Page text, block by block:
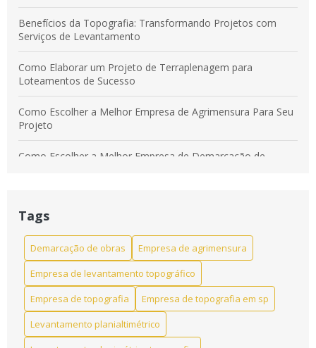
Benefícios da Topografia: Transformando Projetos com
Serviços de Levantamento
Como Elaborar um Projeto de Terraplenagem para
Loteamentos de Sucesso
Como Escolher a Melhor Empresa de Agrimensura Para Seu
Projeto
Como Escolher a Melhor Empresa de Demarcação de
Planialtimétrico
Como Escolher a Melhor Empresa de Levantamento
Planimétrico para seu Projeto
Como Escolher a Melhor Empresa de Levantamento
Topográfico
Como escolher a melhor empresa de levantamento
Tags
Demarcação de obras
Empresa de agrimensura
Empresa de levantamento topográfico
Empresa de topografia
Empresa de topografia em sp
Levantamento planialtimétrico